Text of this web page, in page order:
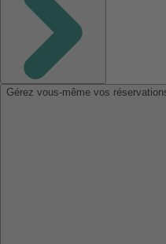
Gérez vous-même vos